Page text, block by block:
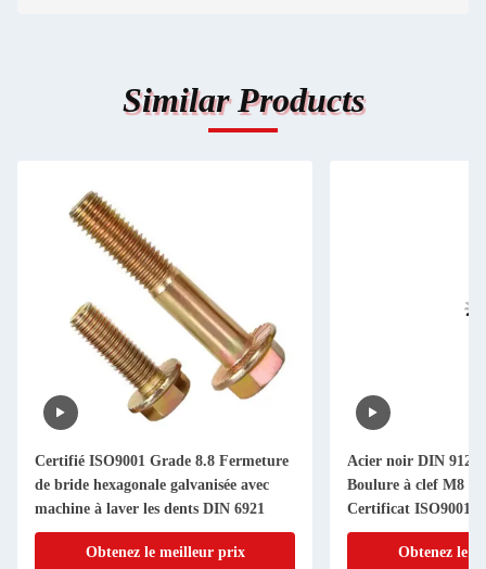
Similar Products
Certifié ISO9001 Grade 8.8 Fermeture
de bride hexagonale galvanisée avec
machine à laver les dents DIN 6921
Obtenez le meilleur prix
Acier noir DIN 912
Boulure à clef M8
Certificat ISO9001
Obtenez le